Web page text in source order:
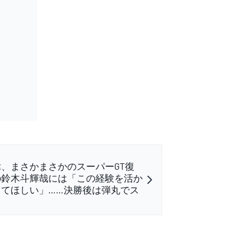
まさかまさかのスーパーGT復
木斗輝哉には「この経験を活か
てほしい」……決勝後は弾丸でス